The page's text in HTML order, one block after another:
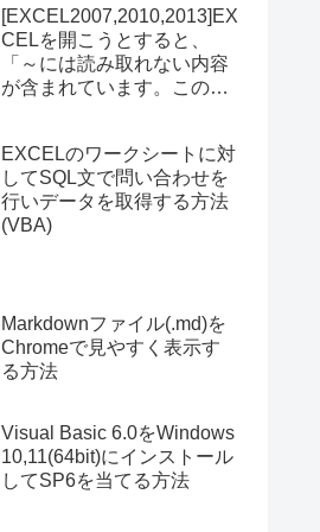
[EXCEL2007,2010,2013]EX
CELを開こうとすると、
「～には読み取れない内容
が含まれています。このブ
法。
EXCELのワークシートに対
してSQL文で問い合わせを
行いデータを取得する方法
(VBA)
Markdownファイル(.md)を
Chromeで見やすく表示す
る方法
Visual Basic 6.0をWindows
10,11(64bit)にインストール
してSP6を当てる方法